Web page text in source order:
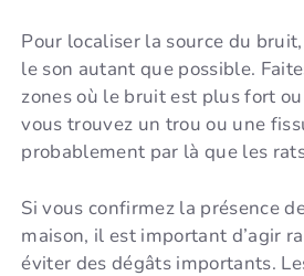
Pour localiser la source du
le son autant que possible.
zones où le bruit est plus fort
vous trouvez un trou ou une
probablement par là que les
Si vous confirmez la présence
maison, il est important d’agir
éviter des dégâts importants.